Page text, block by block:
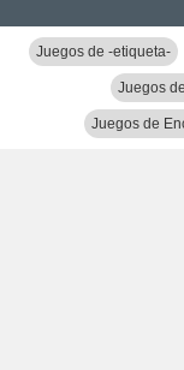
Juegos de -etiqueta-
Juegos
Juegos de